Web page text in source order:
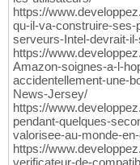
https://
qu-il-va-construire-
serveurs-Intel-devrait-
https://
Amazon-soignes-a-l-
accidentellement-une-
News-Jersey/
https://
pendant-quelques-
valorisee-au-monde-
https://
verificateur-de-